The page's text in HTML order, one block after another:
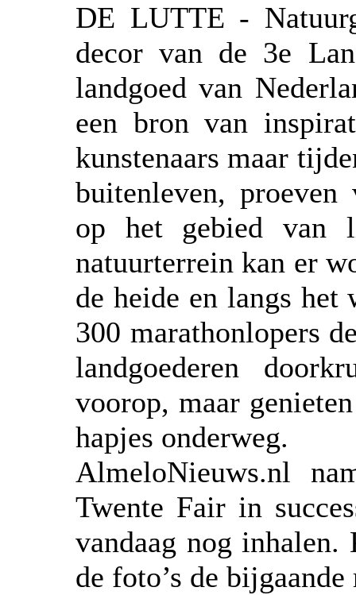
DE LUTTE -
decor van de 3e
landgoed van
een bron van
kunstenaars maar
buitenleven, proeven
op het gebied van
natuurterrein kan er
de heide en langs het
300 marathonlopers
landgoederen
voorop, maar
hapjes onderweg.
AlmeloNieuws.nl
Twente Fair in
vandaag nog
de foto’s de